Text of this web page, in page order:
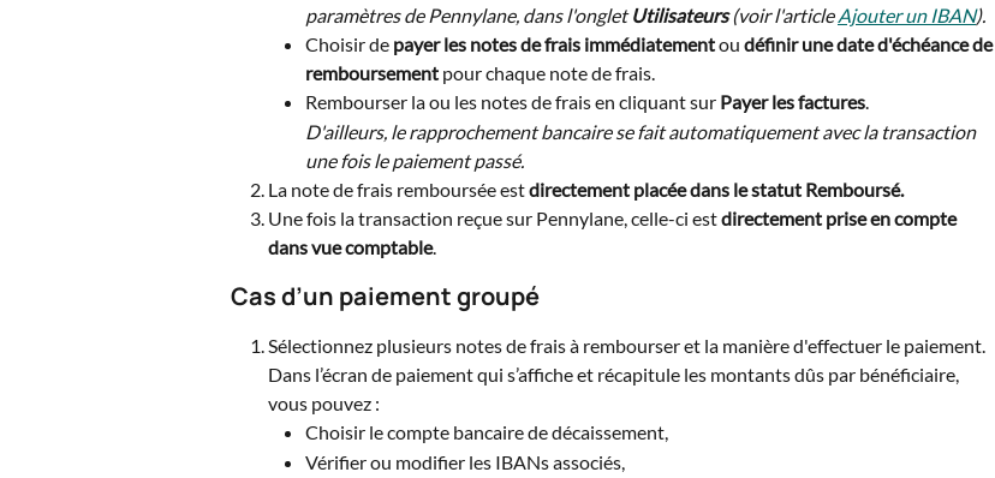
paramètres de Pennylane, dans l'onglet Utilisateurs (voir l'article Ajouter un IBAN).
Choisir de payer les notes de frais immédiatement ou définir une date d'échéance de
remboursement pour chaque note de frais.
Rembourser la ou les notes de frais en cliquant sur Payer les factures.
D'ailleurs, le rapprochement bancaire se fait automatiquement avec la transaction
une fois le paiement passé.
La note de frais remboursée est directement placée dans le statut Remboursé.
Une fois la transaction reçue sur Pennylane, celle-ci est directement prise en compte
dans vue comptable.
Cas d’un paiement groupé
Sélectionnez plusieurs notes de frais à rembourser et la manière d'effectuer le paiement.
Dans l’écran de paiement qui s’affiche et récapitule les montants dûs par bénéficiaire,
vous pouvez :
Choisir le compte bancaire de décaissement,
Vérifier ou modifier les IBANs associés,